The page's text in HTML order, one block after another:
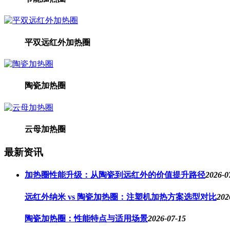
平双远红外加热圈
陶瓷加热圈
云母加热圈
最新资讯
加热圈性能升级：从陶瓷到远红外的价值提升路径2026-
远红外纳米 vs 陶瓷加热圈：注塑机加热方案选型对比
陶瓷加热圈：性能特点与适用场景2026-07-15